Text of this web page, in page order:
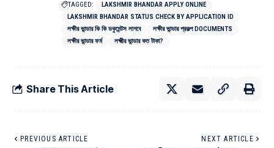
TAGGED:
LAKSHMIR BHANDAR APPLY ONLINE
LAKSHMIR BHANDAR STATUS CHECK BY APPLICATION ID
লক্ষীর ভান্ডার কি কি ডকুমেন্টস লাগবে
লক্ষীর ভান্ডার প্রকল্প DOCUMENTS
লক্ষীর ভান্ডার ফর্ম
লক্ষ্মীর ভান্ডার কত টাকা?
Share This Article
PREVIOUS ARTICLE NEXT ARTICLE